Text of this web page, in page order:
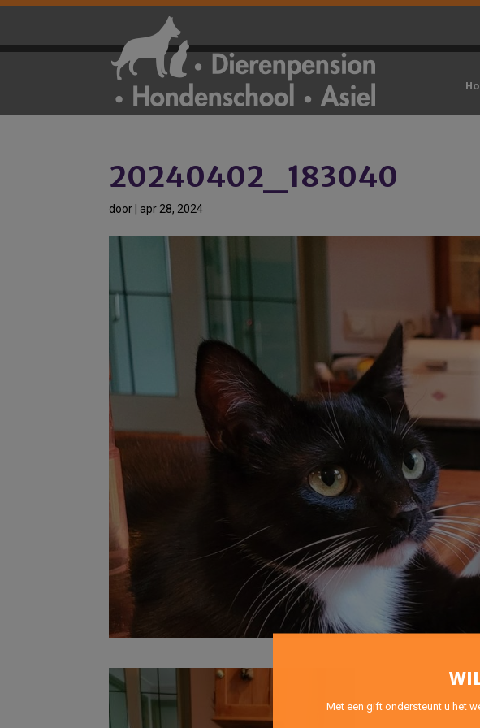
20240402_183040
door apr 28, 2024
Met een gift ondersteunt u het